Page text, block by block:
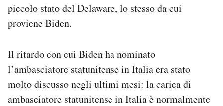
piccolo stato del Delaware, lo stesso da cui
proviene Biden.
Il ritardo con cui Biden ha nominato
l’ambasciatore statunitense in Italia era stato
molto discusso negli ultimi mesi: la carica di
ambasciatore statunitense in Italia è normalmente